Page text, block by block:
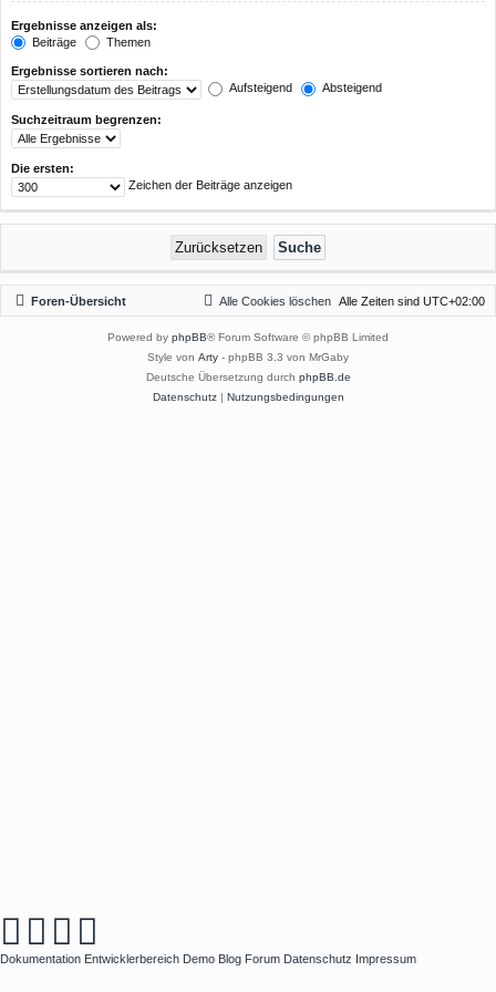
Ergebnisse anzeigen als:
Beiträge
Themen
Ergebnisse sortieren nach:
Aufsteigend
Absteigend
Suchzeitraum begrenzen:
Die ersten:
Zeichen der Beiträge anzeigen
Foren-Übersicht Alle Zeiten sind UTC+02:00
Alle Cookies löschen
Powered by phpBB® Forum Software © phpBB Limited
Style von Arty - phpBB 3.3 von MrGaby
Deutsche Übersetzung durch phpBB.de
Datenschutz| Nutzungsbedingungen
Dokumentation Entwicklerbereich Demo Blog Forum Datenschutz Impressum